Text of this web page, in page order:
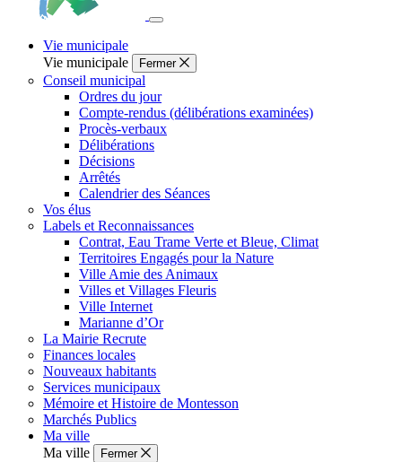
Vie municipale
Vie municipale
Fermer
Conseil municipal
Ordres du jour
Compte-rendus (délibérations examinées)
Procès-verbaux
Délibérations
Décisions
Arrêtés
Calendrier des Séances
Vos élus
Labels et Reconnaissances
Contrat, Eau Trame Verte et Bleue, Climat
Territoires Engagés pour la Nature
Ville Amie des Animaux
Villes et Villages Fleuris
Ville Internet
Marianne d’Or
La Mairie Recrute
Finances locales
Nouveaux habitants
Services municipaux
Mémoire et Histoire de Montesson
Marchés Publics
Ma ville
Ma ville
Fermer